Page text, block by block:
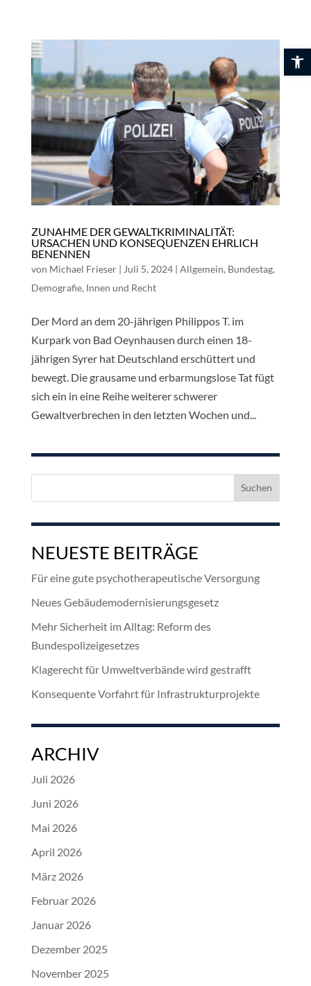
ZUNAHME DER GEWALTKRIMINALITÄT:
URSACHEN UND KONSEQUENZEN EHRLICH
BENENNEN
von Michael Frieser| Juli 5, 2024| Allgemein, Bundestag,
Demografie, Innen und Recht
Der Mord an dem 20-jährigen Philippos T. im
Kurpark von Bad Oeynhausen durch einen 18-
jährigen Syrer hat Deutschland erschüttert und
bewegt. Die grausame und erbarmungslose Tat fügt
sich ein in eine Reihe weiterer schwerer
Gewaltverbrechen in den letzten Wochen und...
Suchen
NEUESTE BEITRÄGE
Für eine gute psychotherapeutische Versorgung
Neues Gebäudemodernisierungsgesetz
Mehr Sicherheit im Alltag: Reform des
Bundespolizeigesetzes
Klagerecht für Umweltverbände wird gestrafft
Konsequente Vorfahrt für Infrastrukturprojekte
ARCHIV
Juli 2026
Juni 2026
Mai 2026
April 2026
März 2026
Februar 2026
Januar 2026
Dezember 2025
November 2025